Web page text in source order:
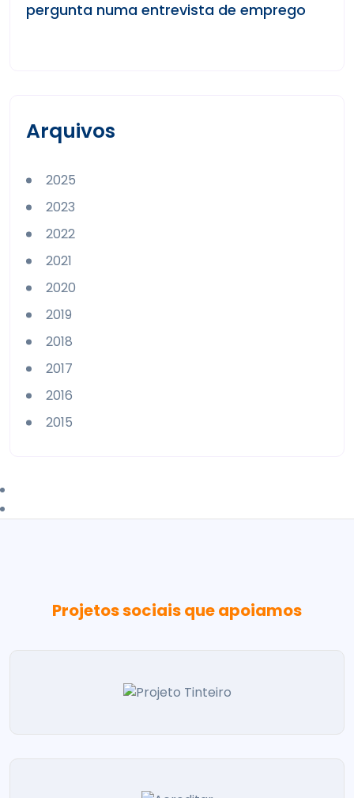
pergunta numa entrevista de emprego
Arquivos
2025
2023
2022
2021
2020
2019
2018
2017
2016
2015
Projetos sociais que apoiamos